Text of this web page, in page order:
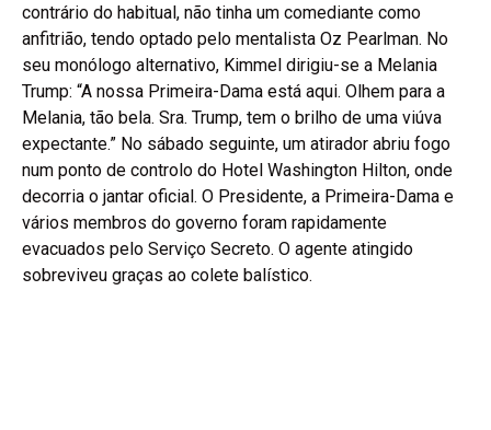
contrário do habitual, não tinha um comediante como
anfitrião, tendo optado pelo mentalista Oz Pearlman. No
seu monólogo alternativo, Kimmel dirigiu-se a Melania
Trump: “A nossa Primeira-Dama está aqui. Olhem para a
Melania, tão bela. Sra. Trump, tem o brilho de uma viúva
expectante.” No sábado seguinte, um atirador abriu fogo
num ponto de controlo do Hotel Washington Hilton, onde
decorria o jantar oficial. O Presidente, a Primeira-Dama e
vários membros do governo foram rapidamente
evacuados pelo Serviço Secreto. O agente atingido
sobreviveu graças ao colete balístico.